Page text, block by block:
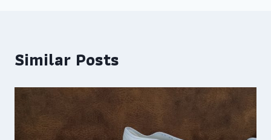
Similar Posts